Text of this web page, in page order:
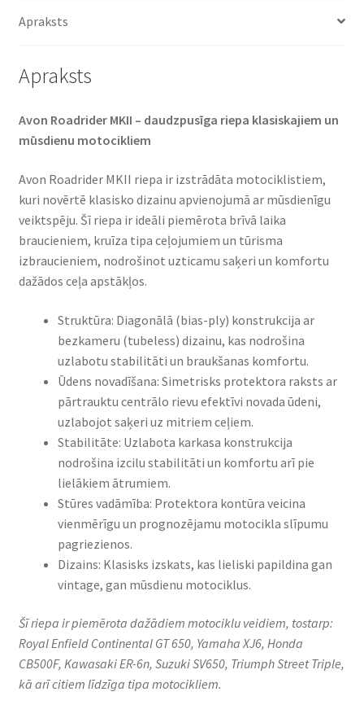
Apraksts
Apraksts
Avon Roadrider MKII – daudzpusīga riepa klasiskajiem un
mūsdienu motocikliem​
Avon Roadrider MKII riepa ir izstrādāta motociklistiem,
kuri novērtē klasisko dizainu apvienojumā ar mūsdienīgu
veiktspēju. Šī riepa ir ideāli piemērota brīvā laika
braucieniem, kruīza tipa ceļojumiem un tūrisma
izbraucieniem, nodrošinot uzticamu saķeri un komfortu
dažādos ceļa apstākļos.​
Struktūra: Diagonālā (bias-ply) konstrukcija ar
bezkameru (tubeless) dizainu, kas nodrošina
uzlabotu stabilitāti un braukšanas komfortu.​
Ūdens novadīšana: Simetrisks protektora raksts ar
pārtrauktu centrālo rievu efektīvi novada ūdeni,
uzlabojot saķeri uz mitriem ceļiem.​
Stabilitāte: Uzlabota karkasa konstrukcija
nodrošina izcilu stabilitāti un komfortu arī pie
lielākiem ātrumiem.​
Stūres vadāmība: Protektora kontūra veicina
vienmērīgu un prognozējamu motocikla slīpumu
pagriezienos.​
Dizains: Klasisks izskats, kas lieliski papildina gan
vintage, gan mūsdienu motociklus.​
Šī riepa ir piemērota dažādiem motociklu veidiem, tostarp:
Royal Enfield Continental GT 650, Yamaha XJ6, Honda
CB500F, Kawasaki ER-6n, Suzuki SV650, Triumph Street Triple,
kā arī citiem līdzīga tipa motocikliem.